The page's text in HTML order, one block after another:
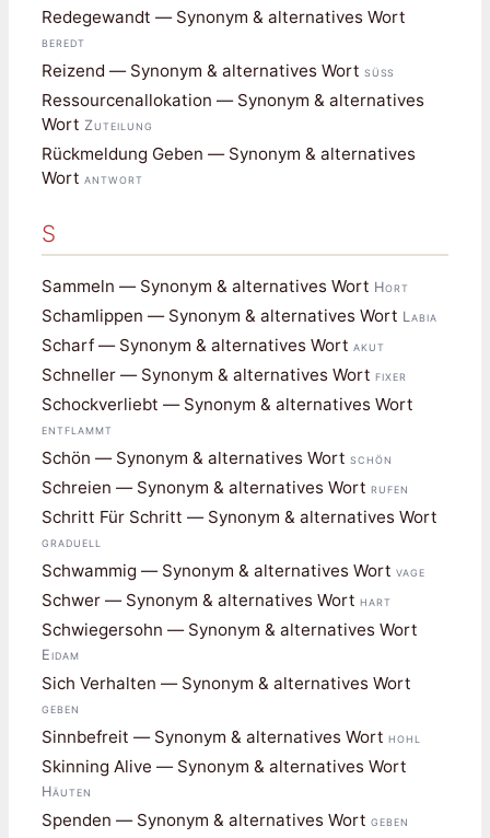
Redegewandt — Synonym & alternatives Wort
beredt
Reizend — Synonym & alternatives Wort süß
Ressourcenallokation — Synonym & alternatives
Wort Zuteilung
Rückmeldung Geben — Synonym & alternatives
Wort antwort
S
Sammeln — Synonym & alternatives Wort Hort
Schamlippen — Synonym & alternatives Wort Labia
Scharf — Synonym & alternatives Wort akut
Schneller — Synonym & alternatives Wort fixer
Schockverliebt — Synonym & alternatives Wort
entflammt
Schön — Synonym & alternatives Wort schön
Schreien — Synonym & alternatives Wort rufen
Schritt Für Schritt — Synonym & alternatives Wort
graduell
Schwammig — Synonym & alternatives Wort vage
Schwer — Synonym & alternatives Wort hart
Schwiegersohn — Synonym & alternatives Wort
Eidam
Sich Verhalten — Synonym & alternatives Wort
geben
Sinnbefreit — Synonym & alternatives Wort hohl
Skinning Alive — Synonym & alternatives Wort
Häuten
Spenden — Synonym & alternatives Wort geben